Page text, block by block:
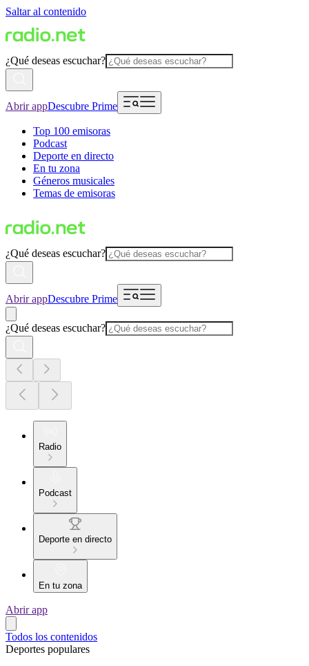
Saltar al contenido
¿Qué deseas escuchar?
Abrir appDescubre Prime
Top 100 emisoras
Podcast
Deporte en directo
En tu zona
Géneros musicales
Temas de emisoras
¿Qué deseas escuchar?
Abrir appDescubre Prime
¿Qué deseas escuchar?
Radio
Podcast
Deporte en directo
En tu zona
Abrir app
Todos los contenidos
Deportes populares